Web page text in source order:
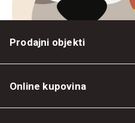
Prodajni objekti
Online kupovina